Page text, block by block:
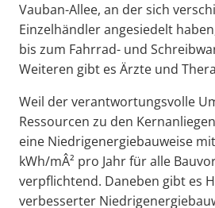
Vauban-Allee, an der sich
Einzelhändler angesiedelt
bis zum Fahrrad- und
Weiteren gibt es Ärzte und
Weil der verantwortungsvolle
Ressourcen zu den
eine Niedrigenergiebauweise
kWh/mÂ² pro Jahr für alle
verpflichtend. Daneben gibt es
verbesserter